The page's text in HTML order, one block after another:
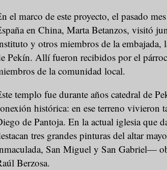
el marco de este proyecto, el pasado
en China, Marta Betanzos, visitó
y otros miembros de la embajada,
Pekín. Allí fueron recibidos por el
de la comunidad local.
templo fue durante años catedral de
histórica: en ese terreno vivieron
de Pantoja. En la actual iglesia que
tres grandes pinturas del altar
San Miguel y San Gabriel—
Berzosa.